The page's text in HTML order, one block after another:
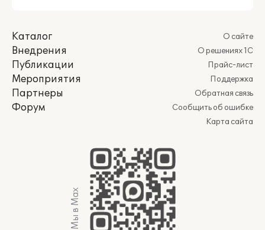
Каталог
Внедрения
Публикации
Мероприятия
Партнеры
Форум
О сайте
О решениях 1С
Прайс-лист
Поддержка
Обратная связь
Сообщить об ошибке
Карта сайта
Мы в Max